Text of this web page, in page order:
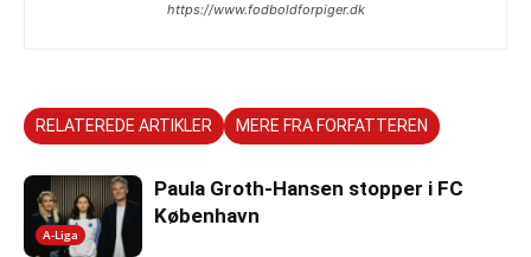
https://www.fodboldforpiger.dk
RELATEREDE ARTIKLER MERE FRA FORFATTEREN
A-Liga
Paula Groth-Hansen stopper i FC
København